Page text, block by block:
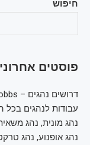
חיפוש
פוסטים
עבודות לנהגים בכל
נהג מונית, נהג
נהג אופנוע, נהג